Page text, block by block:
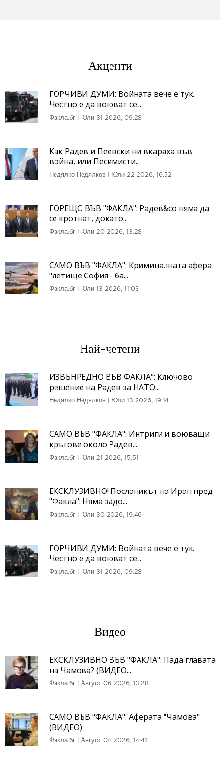
Акценти
ГОРЧИВИ ДУМИ: Войната вече е тук.
Честно е да воюват се...
Факла.бг | Юли 31 2026, 09:28
Как Радев и Пеевски ни вкараха във
война, или Песимисти...
Недялко Недялков | Юли 22 2026, 16:52
ГОРЕЩО ВЪВ "ФАКЛА": Радев&co няма да
се кротнат, докато...
Факла.бг | Юли 20 2026, 13:28
САМО ВЪВ "ФАКЛА": Криминалната афера
"летище София - ба...
Факла.бг | Юли 13 2026, 11:03
Най-четени
ИЗВЪНРЕДНО ВЪВ ФАКЛА": Ключово
решение на Радев за НАТО...
Недялко Недялков | Юли 13 2026, 19:14
САМО ВЪВ "ФАКЛА": Интриги и воюващи
кръгове около Радев...
Факла.бг | Юли 21 2026, 15:51
ЕКСКЛУЗИВНО! Посланикът на Иран пред
"Факла": Няма задо...
Факла.бг | Юли 30 2026, 19:46
ГОРЧИВИ ДУМИ: Войната вече е тук.
Честно е да воюват се...
Факла.бг | Юли 31 2026, 09:28
Видео
ЕКСКЛУЗИВНО ВЪВ "ФАКЛА": Пада главата
на Чамова? (ВИДЕО...
Факла.бг | Август 06 2026, 13:28
САМО ВЪВ "ФАКЛА": Аферата "Чамова"
(ВИДЕО)
Факла.бг | Август 04 2026, 14:41